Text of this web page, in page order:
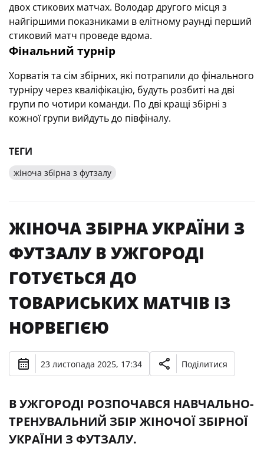
двох стикових матчах. Володар другого місця з
найгіршими показниками в елітному раунді перший
стиковий матч проведе вдома.
Фінальний турнір
Хорватія та сім збірних, які потрапили до фінального
турніру через кваліфікацію, будуть розбиті на дві
групи по чотири команди. По дві кращі збірні з
кожної групи вийдуть до півфіналу.
ТЕГИ
жіноча збірна з футзалу
ЖІНОЧА ЗБІРНА УКРАЇНИ З
ФУТЗАЛУ В УЖГОРОДІ
ГОТУЄТЬСЯ ДО
ТОВАРИСЬКИХ МАТЧІВ ІЗ
НОРВЕГІЄЮ
23 листопада 2025, 17:34 Поділитися
В УЖГОРОДІ РОЗПОЧАВСЯ НАВЧАЛЬНО-
ТРЕНУВАЛЬНИЙ ЗБІР ЖІНОЧОЇ ЗБІРНОЇ
УКРАЇНИ З ФУТЗАЛУ.